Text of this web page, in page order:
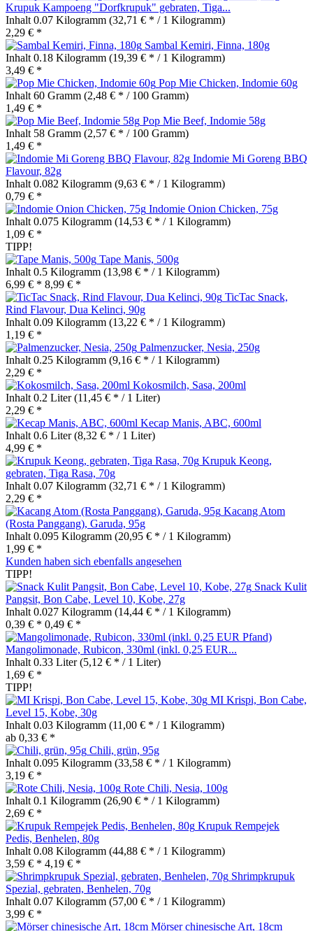
Krupuk Kampoeng "Dorfkrupuk" gebraten, Tiga...
Inhalt 0.07 Kilogramm (32,71 € * / 1 Kilogramm)
2,29 € *
Sambal Kemiri, Finna, 180g
Inhalt 0.18 Kilogramm (19,39 € * / 1 Kilogramm)
3,49 € *
Pop Mie Chicken, Indomie 60g
Inhalt 60 Gramm (2,48 € * / 100 Gramm)
1,49 € *
Pop Mie Beef, Indomie 58g
Inhalt 58 Gramm (2,57 € * / 100 Gramm)
1,49 € *
Indomie Mi Goreng BBQ
Flavour, 82g
Inhalt 0.082 Kilogramm (9,63 € * / 1 Kilogramm)
0,79 € *
Indomie Onion Chicken, 75g
Inhalt 0.075 Kilogramm (14,53 € * / 1 Kilogramm)
1,09 € *
TIPP!
Tape Manis, 500g
Inhalt 0.5 Kilogramm (13,98 € * / 1 Kilogramm)
6,99 € * 8,99 € *
TicTac Snack,
Rind Flavour, Dua Kelinci, 90g
Inhalt 0.09 Kilogramm (13,22 € * / 1 Kilogramm)
1,19 € *
Palmenzucker, Nesia, 250g
Inhalt 0.25 Kilogramm (9,16 € * / 1 Kilogramm)
2,29 € *
Kokosmilch, Sasa, 200ml
Inhalt 0.2 Liter(11,45 € * / 1 Liter)
2,29 € *
Kecap Manis, ABC, 600ml
Inhalt 0.6 Liter(8,32 € * / 1 Liter)
4,99 € *
Krupuk Keong,
gebraten, Tiga Rasa, 70g
Inhalt 0.07 Kilogramm (32,71 € * / 1 Kilogramm)
2,29 € *
Kacang Atom
(Rosta Panggang), Garuda, 95g
Inhalt 0.095 Kilogramm (20,95 € * / 1 Kilogramm)
1,99 € *
Kunden haben sich ebenfalls angesehen
TIPP!
Snack Kulit
Pangsit, Bon Cabe, Level 10, Kobe, 27g
Inhalt 0.027 Kilogramm (14,44 € * / 1 Kilogramm)
0,39 € * 0,49 € *
Mangolimonade, Rubicon, 330ml (inkl. 0,25 EUR...
Inhalt 0.33 Liter(5,12 € * / 1 Liter)
1,69 € *
TIPP!
MI Krispi, Bon Cabe,
Level 15, Kobe, 30g
Inhalt 0.03 Kilogramm (11,00 € * / 1 Kilogramm)
ab 0,33 € *
Chili, grün, 95g
Inhalt 0.095 Kilogramm (33,58 € * / 1 Kilogramm)
3,19 € *
Rote Chili, Nesia, 100g
Inhalt 0.1 Kilogramm (26,90 € * / 1 Kilogramm)
2,69 € *
Krupuk Rempejek
Pedis, Benhelen, 80g
Inhalt 0.08 Kilogramm (44,88 € * / 1 Kilogramm)
3,59 € * 4,19 € *
Shrimpkrupuk
Spezial, gebraten, Benhelen, 70g
Inhalt 0.07 Kilogramm (57,00 € * / 1 Kilogramm)
3,99 € *
Mörser chinesische Art, 18cm